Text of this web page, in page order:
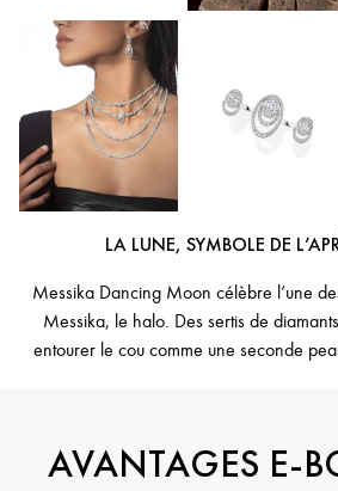
LA LUNE, SYMBOLE DE
Messika Dancing Moon célèbre l’une
Messika, le halo. Des sertis de
entourer le cou comme une seconde
AVANTAGES E-